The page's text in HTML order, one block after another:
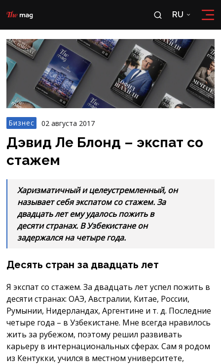
RU
RU
OʻZ
Бизнес 02 августа 2017
Дэвид Ле Блонд – экспат со
стажем
Харизматичный и целеустремленный, он
называет себя экспатом со стажем. За
двадцать лет ему удалось пожить в
десяти странах. В Узбекистане он
задержался на четыре года.
Десять стран за двадцать лет
Я экспат со стажем. За двадцать лет успел пожить в
десяти странах: ОАЭ, Австралии, Китае, России,
Румынии, Нидерландах, Аргентине и т. д. Последние
четыре года – в Узбекистане. Мне всегда нравилось
жить за рубежом, поэтому решил развивать
карьеру в интернациональных сферах. Сам я родом
из Кентукки, учился в местном университете,